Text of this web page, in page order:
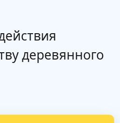
деревянного